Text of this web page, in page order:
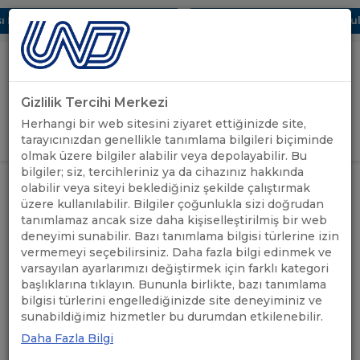
UBAK Bölümü Hakkında UND, Yunanistan Vize
Uluslararası Nakliyeciler Derneği
GİRİŞ YAP
Hindistan
Hindistan
Gizlilik Tercihi Merkezi
Herhangi bir web sitesini ziyaret ettiğinizde site,
tarayıcınızdan genellikle tanımlama bilgileri biçiminde
olmak üzere bilgiler alabilir veya depolayabilir. Bu
bilgiler; siz, tercihleriniz ya da cihazınız hakkında
olabilir veya siteyi beklediğiniz şekilde çalıştırmak
üzere kullanılabilir. Bilgiler çoğunlukla sizi doğrudan
tanımlamaz ancak size daha kişiselleştirilmiş bir web
deneyimi sunabilir. Bazı tanımlama bilgisi türlerine izin
vermemeyi seçebilirsiniz. Daha fazla bilgi edinmek ve
varsayılan ayarlarımızı değiştirmek için farklı kategori
başlıklarına tıklayın. Bununla birlikte, bazı tanımlama
bilgisi türlerini engellediğinizde site deneyiminiz ve
sunabildiğimiz hizmetler bu durumdan etkilenebilir.
Daha Fazla Bilgi